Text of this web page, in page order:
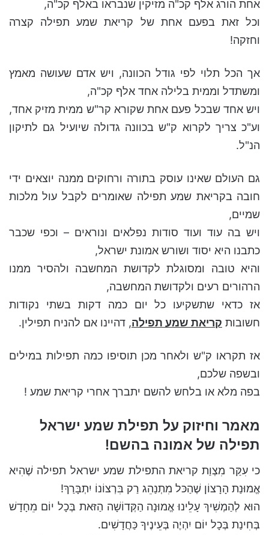
אחת הורג אלף קכ"ה מזיקין שנבראו באלף קכ"ה,
וכל זאת בפעם אחת של קריאת שמע תפילה קצרה
וחזקה!
אך הכל תלוי לפי גודל הכוונה, ויש אדם שעושה מאמץ
ומשתדל וממית בלילה אחד אלף קכ"ה,
ויש אחד שבכל פעם אחת שקורא קר"ש ממית מזיק אחד,
וע"כ צריך לקרוא ק"ש בכוונה גדולה שיועיל גם לתיקון
הנ"ל.
גם העולם שאינו עוסק בתורה ורחוקים ממנה יוצאים ידי
חובה בקריאת שמע תפילה שאומרים לקבל עול מלכות
שמיים,
ויש בה עוד ועוד סודות נפלאים ונוראים – וכפי שכבר
כתבנו היא יסוד ושורש אמונת ישראל,
והיא טובה ומסוגלת לקדושת המחשבה ולהסיר ממנו
הרהורים רעים ולקדושת המחשבה,
אז כדאי שתשקיעו כל יום כמה דקות בשתי נקודות
חשובות קריאת שמע תפילה, דהיינו אם להניח תפילין.
אז תקראו ק"ש ולאחר מכן תוסיפו כמה תפילות במילים
ובשפה שלכם,
בפה מלא או בלחש להשם יתברך אחרי קריאת שמע !
מאמר וחיזוק על תפילת שמע ישראל
תפילה של אמונה בהשם!
כי עִקַּר מִצְוַת קריאת התפילת שמע ישראל תפילה שֶׁהִיא
אֱמוּנַת הָרָצוֹן שֶׁהַכּל מִתְנַהֵג רַק בִּרְצוֹנוֹ יִתְבָּרַךְ!
הוּא לְהַמְשִׁיךְ עָלֵינוּ אֱמוּנָה הַקְּדוֹשָׁה הַזּאת בְּכָל יוֹם מֵחָדָשׁ
בְּחִינַת בְּכָל יוֹם יִהְיֶה בְּעֵינֶיךָ כַּחֲדָשִׁים.